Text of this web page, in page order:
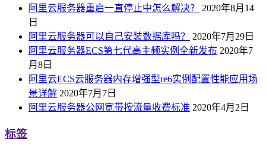
阿里云服务器重启一直停止中怎么解决？
2020年8月14
日
阿里云服务器可以自己安装数据库吗？
2020年7月29日
阿里云服务器ECS第七代高主频实例全新发布 2020年7
月8日
阿里云ECS云服务器内存增强型re6实例配置性能应用场
景详解 2020年7月7日
阿里云服务器公网宽带按流量收费标准 2020年4月2日
标签